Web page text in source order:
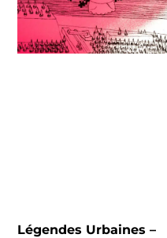
Légendes Urbaines –